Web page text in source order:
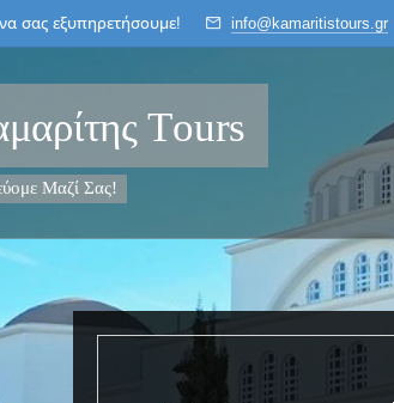
σας εξυπηρετήσουμε! info@kamaritistours.gr
Τours
Μαζί Σας!